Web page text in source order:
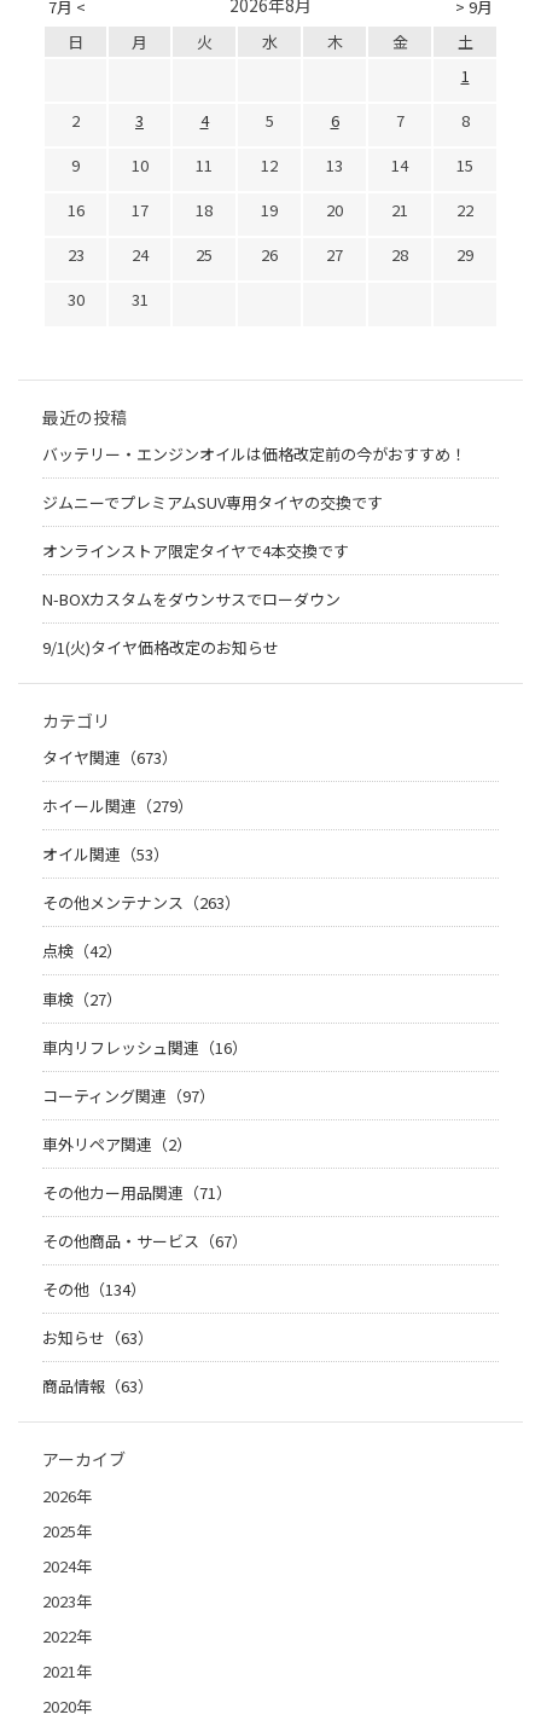
7月 < > 9月
2026年8月
日 月 火 水 木 金
土
1
2
3 4 5 6 7
8
9
10 11 12 13 14
15
16
17 18 19 20 21
22
23
24 25 26 27 28
29
30
31
最近の投稿
バッテリー・エンジンオイルは価格改定前の今がおすすめ！
ジムニーでプレミアムSUV専用タイヤの交換です
オンラインストア限定タイヤで4本交換です
N-BOXカスタムをダウンサスでローダウン
9/1(火)タイヤ価格改定のお知らせ
カテゴリ
タイヤ関連（673）
ホイール関連（279）
オイル関連（53）
その他メンテナンス（263）
点検（42）
車検（27）
車内リフレッシュ関連（16）
コーティング関連（97）
車外リペア関連（2）
その他カー用品関連（71）
その他商品・サービス（67）
その他（134）
お知らせ（63）
商品情報（63）
アーカイブ
2026年
2025年
2024年
2023年
2022年
2021年
2020年